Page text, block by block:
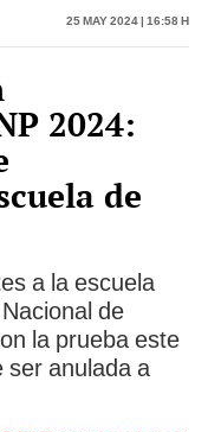
25 May 2024 | 16:58 h
2024:
de
a la escuela
de
la prueba este
ser anulada a